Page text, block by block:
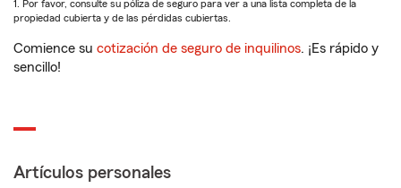
1. Por favor, consulte su póliza de seguro para ver a una lista completa de la
propiedad cubierta y de las pérdidas cubiertas.
Comience su cotización de seguro de inquilinos. ¡Es rápido y
sencillo!
Artículos personales